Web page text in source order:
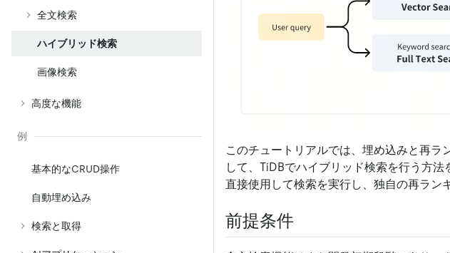
全文検索
ハイブリッド検索
画像検索
高度な機能
例
基本的なCRUD操作
自動埋め込み
検索と取得
このチュートリアルでは、埋め込みと再ラ
して、TiDBでハイブリッド検索を行う方
直接使用して検索を実行し、独自の再ラン
前提条件